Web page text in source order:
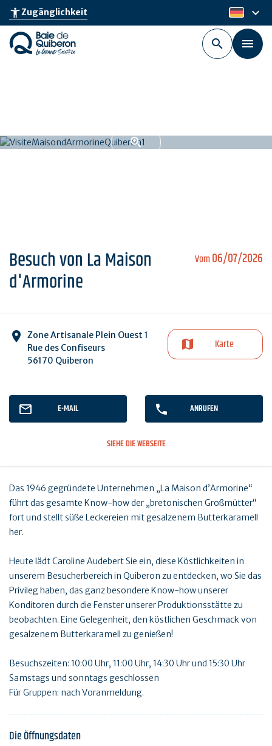
Skip
main
content
accessibility_newZugänglichkeit de
keyboard_arrow_down
Vom06/07/2026
Besuch von La Maison
d'Armorine
Zone Artisanale Plein Ouest 1
Rue des Confiseurs
56170 Quiberon
Karte
E-MAIL ANRUFEN
SIEHE DIE WEBSEITE
Das 1946 gegründete Unternehmen „La Maison d’Armorine“
führt das gesamte Know-how der „bretonischen Großmütter“
fort und stellt süße Leckereien mit gesalzenem Butterkaramell
her.
Heute lädt Caroline Audebert Sie ein, diese Köstlichkeiten in
unserem Besucherbereich in Quiberon zu entdecken, wo Sie das
Privileg haben, das ganz besondere Know-how unserer
Konditoren durch die Fenster unserer Produktionsstätte zu
beobachten. Eine Gelegenheit, den köstlichen Geschmack von
gesalzenem Butterkaramell zu genießen!
Besuchszeiten: 10:00 Uhr, 11:00 Uhr, 14:30 Uhr und 15:30 Uhr
Samstags und sonntags geschlossen
Für Gruppen: nach Voranmeldung.
Die Öffnungsdaten